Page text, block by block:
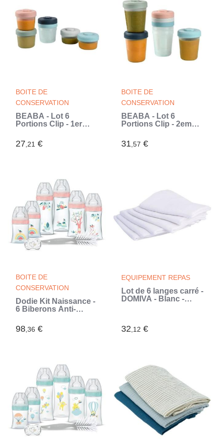
BOITE DE
CONSERVATION
BÉABA - Lot 6
Portions Clip - 1er
Hermetique -
Empilables (Blanc)
27,21 €
BOITE DE
CONSERVATION
BÉABA - Lot 6
Portions Clip - 2eme
Hermetique -
Empilables (Blanc)
31,57 €
BOITE DE
CONSERVATION
Dodie Kit Naissance -
6 Biberons Anti-
Plates, 1 Sucette
Anatomique 0-2 Mois,
98,36 €
EQUIPEMENT REPAS
Lot de 6 langes carré -
DOMIVA - Blanc -
32,12 €